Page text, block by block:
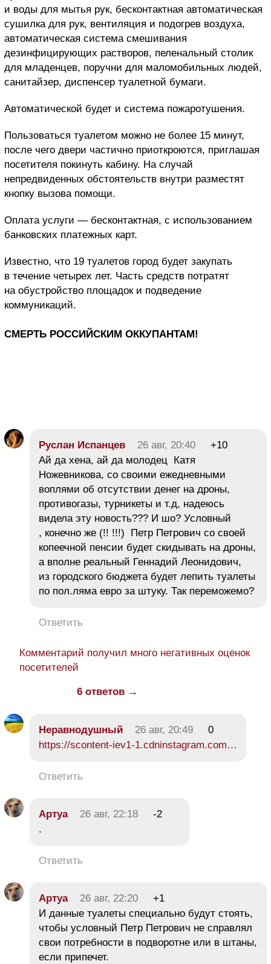
и воды для мытья рук, бесконтактная автоматическая
сушилка для рук, вентиляция и подогрев воздуха,
автоматическая система смешивания
дезинфицирующих растворов, пеленальный столик
для младенцев, поручни для маломобильных людей,
санитайзер, диспенсер туалетной бумаги.
Автоматической будет и система пожаротушения.
Пользоваться туалетом можно не более 15 минут,
после чего двери частично приоткроются, приглашая
посетителя покинуть кабину. На случай
непредвиденных обстоятельств внутри разместят
кнопку вызова помощи.
Оплата услуги — бесконтактная, с использованием
банковских платежных карт.
Известно, что 19 туалетов город будет закупать
в течение четырех лет. Часть средств потратят
на обустройство площадок и подведение
коммуникаций.
СМЕРТЬ РОССИЙСКИМ ОККУПАНТАМ!
Руслан Испанцев 26 авг, 20:40
+10
Ай да хена, ай да молодец Катя
Ножевникова, со своими ежедневными
воплями об отсутствии денег на дроны,
противогазы, турникеты и т.д, надеюсь
видела эту новость??? И шо? Условный
, конечно же (!! !!!) Петр Петрович со своей
копеечной пенсии будет скидывать на дроны,
а вполне реальный Геннадий Леонидович,
из городского бюджета будет лепить туалеты
по пол.ляма евро за штуку. Так переможемо?
Ответить
Комментарий получил много негативных оценок
посетителей
6 ответов →
Неравнодушный 26 авг, 20:49
0
https://scontent-iev1-1.cdninstagram.com…
Ответить
Aртуа 26 авг, 22:18
-2
.
Ответить
Aртуа 26 авг, 22:20
+1
И данные туалеты специально будут стоять,
чтобы условный Петр Петрович не справлял
свои потребности в подворотне или в штаны,
если припечет.